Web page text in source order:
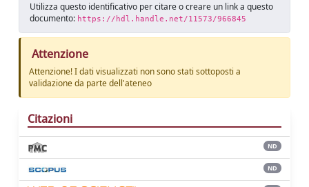
Utilizza questo identificativo per citare o creare un link a questo
documento: https://hdl.handle.net/11573/966845
Attenzione
Attenzione! I dati visualizzati non sono stati sottoposti a
validazione da parte dell'ateneo
Citazioni
ND
ND